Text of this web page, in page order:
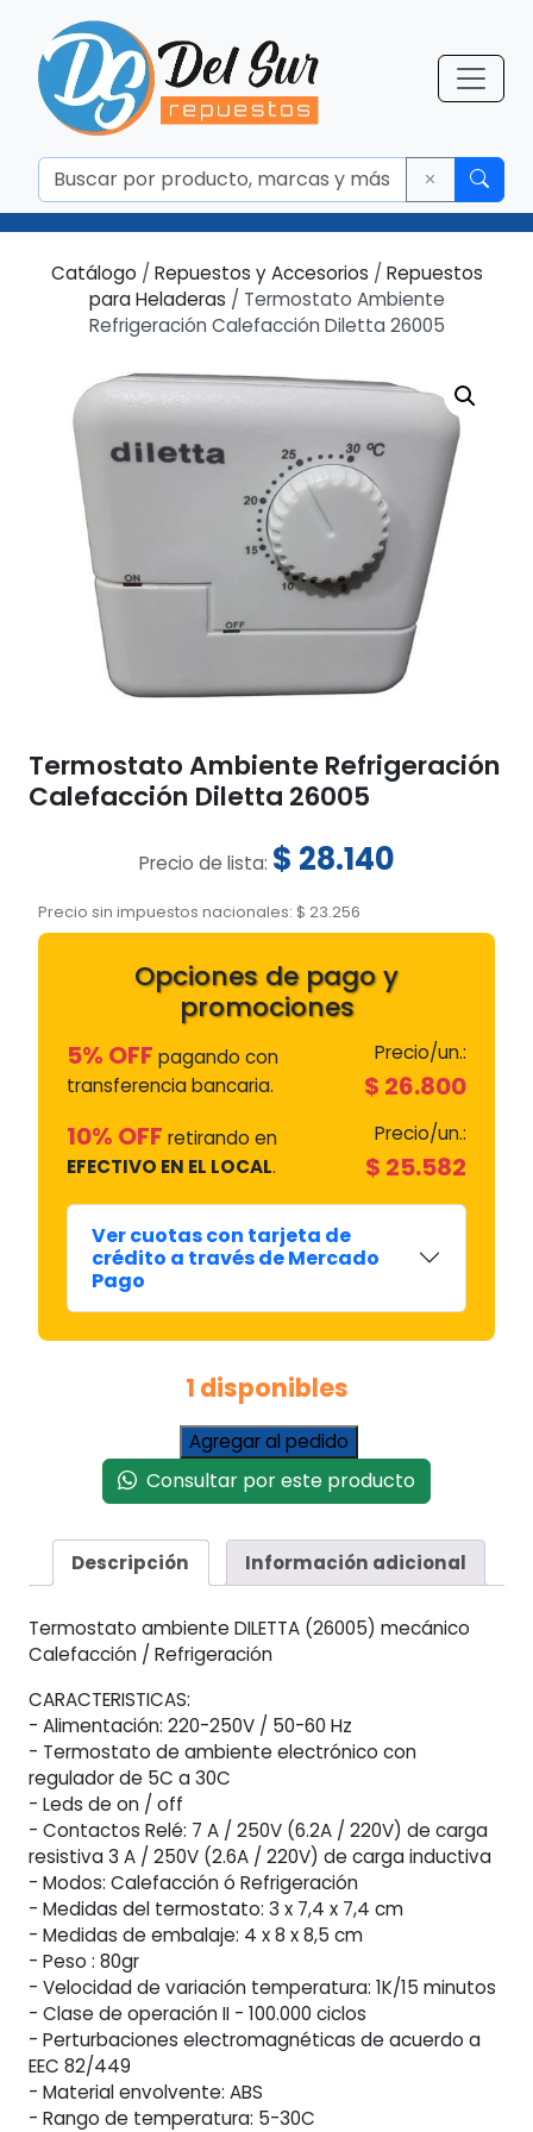
Catálogo / Repuestos y Accesorios / Repuestos
para Heladeras / Termostato Ambiente
Refrigeración Calefacción Diletta 26005
Termostato Ambiente Refrigeración
Calefacción Diletta 26005
Precio de lista: $ 28.140
Precio sin impuestos nacionales: $ 23.256
Opciones de pago y
promociones
5% OFF pagando con
transferencia bancaria.
Precio/un.:
$ 26.800
10% OFF retirando en
EFECTIVO EN EL LOCAL.
Precio/un.:
$ 25.582
Ver cuotas con tarjeta de
crédito a través de Mercado
Pago
1 disponibles
Termostato
Ambiente
Refrigeración
Diletta
26005
cantidad
Agregar al pedido
Consultar por este producto
Descripción Información adicional
Termostato ambiente DILETTA (26005) mecánico
Calefacción / Refrigeración
CARACTERISTICAS:
- Alimentación: 220-250V / 50-60 Hz
- Termostato de ambiente electrónico con
regulador de 5C a 30C
- Leds de on / off
- Contactos Relé: 7 A / 250V (6.2A / 220V) de carga
resistiva 3 A / 250V (2.6A / 220V) de carga inductiva
- Modos: Calefacción ó Refrigeración
- Medidas del termostato: 3 x 7,4 x 7,4 cm
- Medidas de embalaje: 4 x 8 x 8,5 cm
- Peso : 80gr
- Velocidad de variación temperatura: 1K/15 minutos
- Clase de operación II - 100.000 ciclos
- Perturbaciones electromagnéticas de acuerdo a
EEC 82/449
- Material envolvente: ABS
- Rango de temperatura: 5-30C